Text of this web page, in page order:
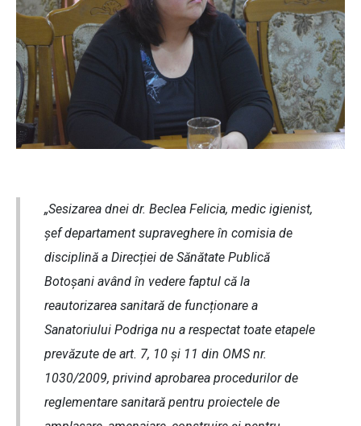
„Sesizarea dnei dr. Beclea Felicia, medic igienist,
șef departament supraveghere în comisia de
disciplină a Direcției de Sănătate Publică
Botoșani având în vedere faptul că la
reautorizarea sanitară de funcționare a
Sanatoriului Podriga nu a respectat toate etapele
prevăzute de art. 7, 10 și 11 din OMS nr.
1030/2009, privind aprobarea procedurilor de
reglementare sanitară pentru proiectele de